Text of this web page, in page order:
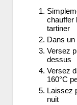
chauffer
tartiner
Dans
Versez
dessus
Versez
160°C
Laissez
nuit